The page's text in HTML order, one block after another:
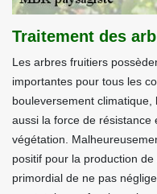
Traitement des
Les arbres fruitiers
importantes pour tous les
bouleversement climatique,
aussi la force de résistance
végétation.
positif pour la production de
primordial de ne pas